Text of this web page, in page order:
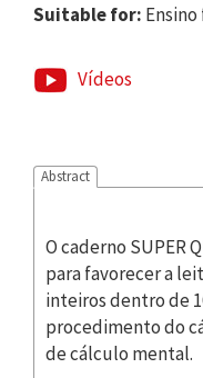
Suitable for:
Vídeos
Abstract
O caderno SUPER
para favorecer a
inteiros dentro de
procedimento do
de cálculo mental.